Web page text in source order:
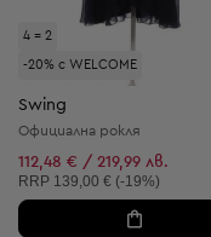
4 = 2
-20% с WELCOME
Swing
Официална рокля
112,48 € / 219,99 лв.
Препоръчителна цена:
RRP 139,00 € (-19%)